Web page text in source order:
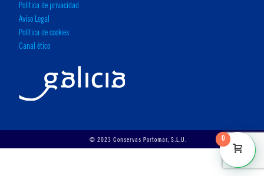
Política de privacidad
Aviso Legal
Política de cookies
Canal ético
© 2023 Conservas Portomar, S.L.U. 0